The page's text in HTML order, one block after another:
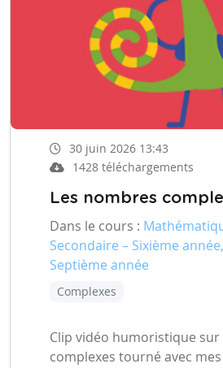
30 juin 2026 13:43
1428 téléchargements
Les nombres
Dans le cours :
Secondaire – Sixième
Septième année
Complexes
Clip vidéo humoristique
complexes tourné avec mes